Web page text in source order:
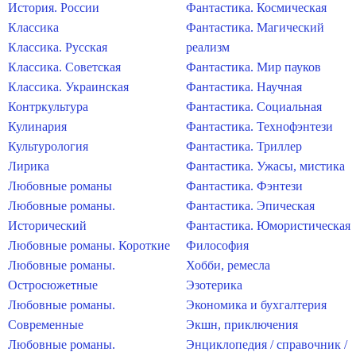
История. России
Классика
Классика. Русская
Классика. Советская
Классика. Украинская
Контркультура
Кулинария
Культурология
Лирика
Любовные романы
Любовные романы.
Исторический
Любовные романы. Короткие
Любовные романы.
Остросюжетные
Любовные романы.
Современные
Любовные романы.
Фантастика. Космическая
Фантастика. Магический
реализм
Фантастика. Мир пауков
Фантастика. Научная
Фантастика. Социальная
Фантастика. Технофэнтези
Фантастика. Триллер
Фантастика. Ужасы, мистика
Фантастика. Фэнтези
Фантастика. Эпическая
Фантастика. Юмористическая
Философия
Хобби, ремесла
Эзотерика
Экономика и бухгалтерия
Экшн, приключения
Энциклопедия / справочник /